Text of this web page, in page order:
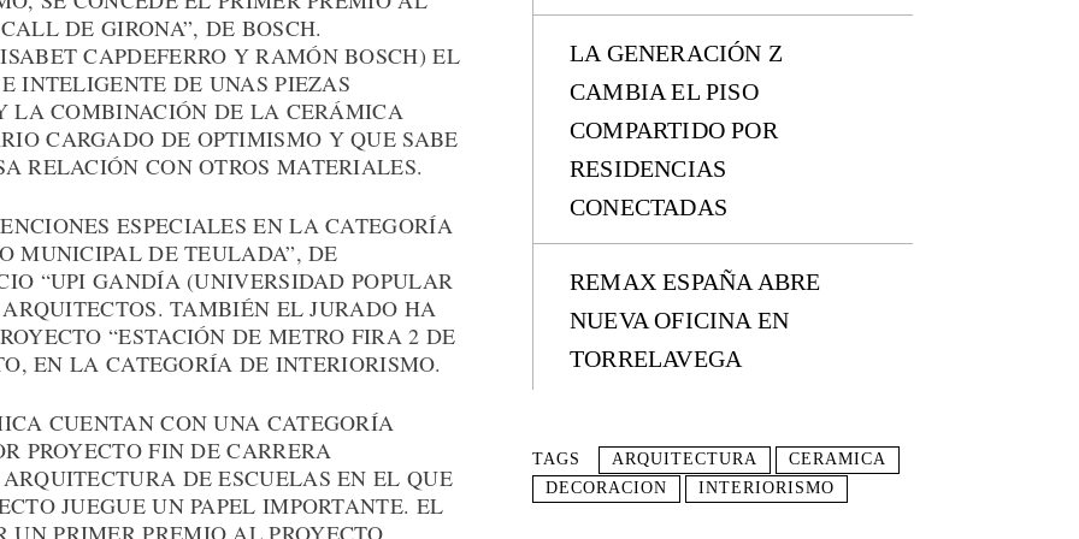
DE GIRONA”, DE BOSCH.
CAPDEFERRO Y RAMÓN BOSCH) EL
INTELIGENTE DE UNAS PIEZAS
LA COMBINACIÓN DE LA CERÁMICA
CARGADO DE OPTIMISMO Y QUE SABE
RELACIÓN CON OTROS MATERIALES.
ESPECIALES EN LA CATEGORÍA
MUNICIPAL DE TEULADA”, DE
“UPI GANDÍA (UNIVERSIDAD POPULAR
TAMBIÉN EL JURADO HA
“ESTACIÓN DE METRO FIRA 2 DE
EN LA CATEGORÍA DE INTERIORISMO.
CUENTAN CON UNA CATEGORÍA
PROYECTO FIN DE CARRERA
DE ESCUELAS EN EL QUE
JUEGUE UN PAPEL IMPORTANTE. EL
LA GENERACIÓN Z
CAMBIA EL PISO
COMPARTIDO POR
RESIDENCIAS
CONECTADAS
REMAX ESPAÑA ABRE
NUEVA OFICINA EN
TORRELAVEGA
TAGS ARQUITECTURA
CERAMICA
DECORACION
INTERIORISMO